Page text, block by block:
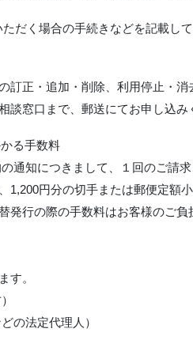
だく場合の手続きなどを記載して
訂正・追加・削除、利用停止・
談窓口まで、郵送にてお申し込
る手数料
通知につきまして、１回のご請
円分の切手または郵便定額
行の際の手数料はお客様のご負
す。
の法定代理人）